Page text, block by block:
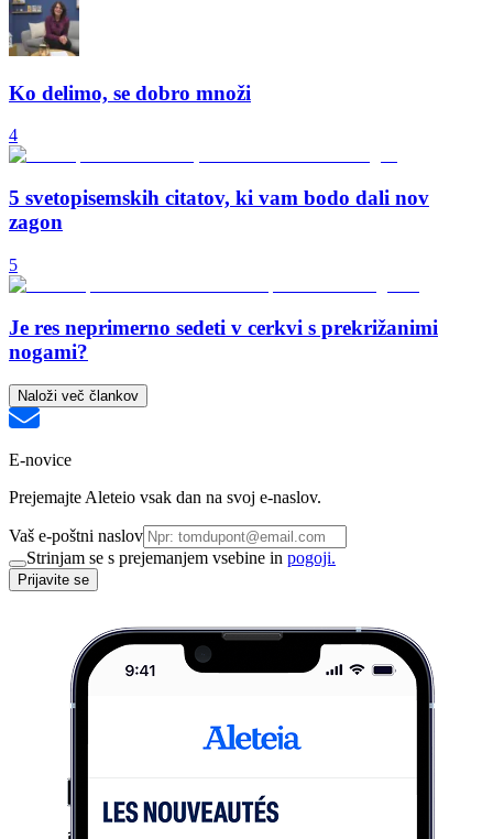
Ko delimo, se dobro množi
4
5 svetopisemskih citatov, ki vam bodo dali nov
zagon
5
Je res neprimerno sedeti v cerkvi s prekrižanimi
nogami?
Naloži več člankov
E-novice
Prejemajte Aleteio vsak dan na svoj e-naslov.
Vaš e-poštni naslov
Strinjam se s prejemanjem vsebine in pogoji.
Prijavite se